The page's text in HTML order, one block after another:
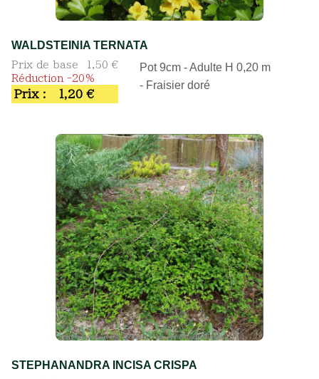
WALDSTEINIA TERNATA
Prix de base
1,50 €
Réduction -20%
Prix : 1,20 €
Pot 9cm - Adulte H 0,20 m
- Fraisier doré
STEPHANANDRA INCISA CRISPA